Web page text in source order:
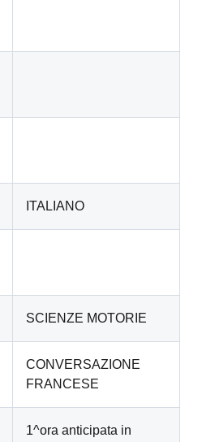
ITALIANO
SCIENZE MOTORIE
CONVERSAZIONE
FRANCESE
1^ora anticipata in